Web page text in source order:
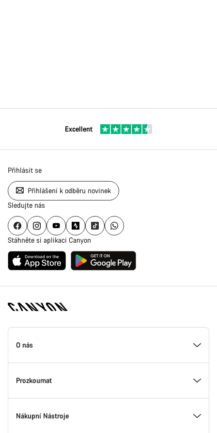
Excellent
Přihlásit se
Přihlášení k odběru novinek
Sledujte nás
Stáhněte si aplikaci Canyon
Zápatí
stránky
O nás
Uvnitř Canyonu
Inovace v Canyonu
Prozkoumat
Akce
Nákupní Nástroje